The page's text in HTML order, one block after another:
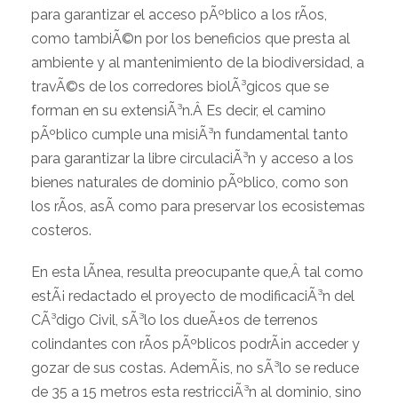
para garantizar el acceso pÃºblico a los rÃ­os,
como tambiÃ©n por los beneficios que presta al
ambiente y al mantenimiento de la biodiversidad, a
travÃ©s de los corredores biolÃ³gicos que se
forman en su extensiÃ³n.Â Es decir, el camino
pÃºblico cumple una misiÃ³n fundamental tanto
para garantizar la libre circulaciÃ³n y acceso a los
bienes naturales de dominio pÃºblico, como son
los rÃ­os, asÃ­ como para preservar los ecosistemas
costeros.
En esta lÃ­nea, resulta preocupante que,Â tal como
estÃ¡ redactado el proyecto de modificaciÃ³n del
CÃ³digo Civil, sÃ³lo los dueÃ±os de terrenos
colindantes con rÃ­os pÃºblicos podrÃ¡n acceder y
gozar de sus costas. AdemÃ¡s, no sÃ³lo se reduce
de 35 a 15 metros esta restricciÃ³n al dominio, sino